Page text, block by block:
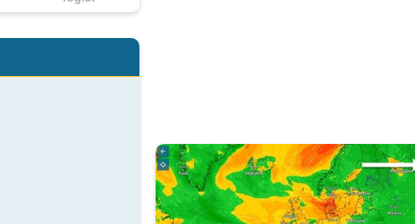
Sådan bruger du VindRadaren optimalt. Tips